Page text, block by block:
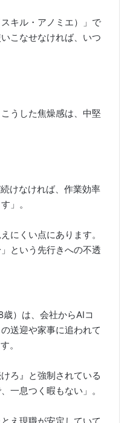
キル・アノミエ）」で
こなせなければ、いつ
うした焦燥感は、中堅
けなければ、作業効率
」。
にくい点にあります。
という先行きへの不透
）は、会社からAIコ
送迎や家事に追われて
。
ろ』と強制されている
一息つく暇もない」。